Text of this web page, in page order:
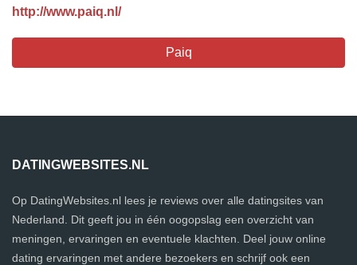
http://www.paiq.nl/
Paiq
DATINGWEBSITES.NL
Op DatingWebsites.nl lees je reviews over alle datingsites van
Nederland. Dit geeft jou in één oogopslag een overzicht van
meningen, ervaringen en eventuele klachten. Deel jouw online
dating ervaringen met andere bezoekers en schrijf ook een